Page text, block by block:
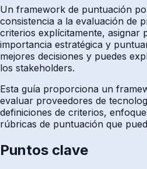
Un framework de puntuación
consistencia a la evaluación de
criterios explícitamente, asignar
importancia estratégica y
mejores decisiones y puedes
los stakeholders.
Esta guía proporciona un
evaluar proveedores de
definiciones de criterios,
rúbricas de puntuación que
Puntos clave